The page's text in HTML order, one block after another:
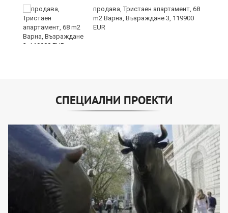
продава, Тристаен апартамент, 68
m2 Варна, Възраждане 3, 119900
EUR
СПЕЦИАЛНИ ПРОЕКТИ